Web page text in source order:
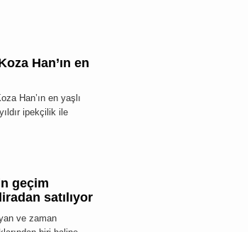
Han’ın en
Han’ın en yaşlı
ipekçilik ile
geçim
satılıyor
ve zaman